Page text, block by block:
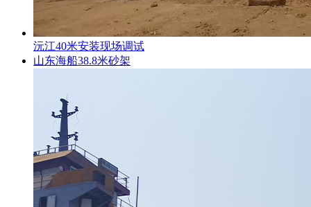
沅江40米安装现场调试
山东海船38.8米砂架